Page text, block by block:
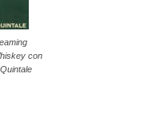
con